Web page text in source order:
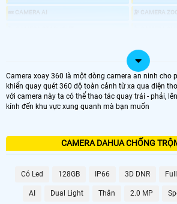
💤 CAMERA AI 🔭 CAMERA
📸 LẮP CAMERA CÓ BÁO ĐỘNG
🌐 Bộ 4 Camera Chống Trộm
6.800.000 VNĐ Lắp Camera Chống Trộm
📶 Lắp 1 Camera Wifi Ip Ebitcam
Camera xoay 360 là một dòng camera an ninh cho
khiển quay quét 360 độ toàn cảnh từ xa qua điện
với camera này ta có thể thao tác quay trái - phải,
kính đến khu vực xung quanh mà bạn muốn
CAMERA DAHUA CHỐNG
Có Led 128GB IP66 3D DNR
AI Dual Light Thân 2.0 MP